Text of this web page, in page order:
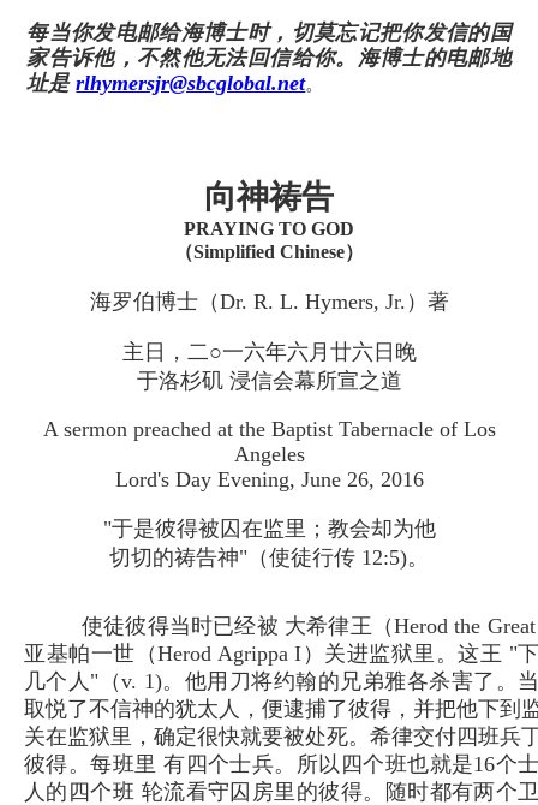
每当你发电邮给海博士时，切莫忘记把你发信的国
家告诉他，不然他无法回信给你。海博士的电邮地
址是rlhymersjr@sbcglobal.net。
向神祷告
PRAYING TO GOD
（Simplified Chinese）
海罗伯博士（Dr. R. L. Hymers, Jr.）著
主日，二○一六年六月廿六日晚
于洛杉矶 浸信会幕所宣之道
A sermon preached at the Baptist Tabernacle of Los
Angeles
Lord's Day Evening, June 26, 2016
"于是彼得被囚在监里；教会却为他
切切的祷告神"（使徒行传 12:5)。
使徒彼得当时已经被 大希律王（Herod the
亚基帕一世（Herod Agrippa I）关进监狱里。这王 "
几个人"（v. 1)。他用刀将约翰的兄弟雅各杀害了。
取悦了不信神的犹太人，便逮捕了彼得，并把他下到
关在监狱里，确定很快就要被处死。希律交付四班兵
彼得。每班里 有四个士兵。所以四个班也就是16个
人的四个班 轮流看守囚房里的彼得。随时都有两个